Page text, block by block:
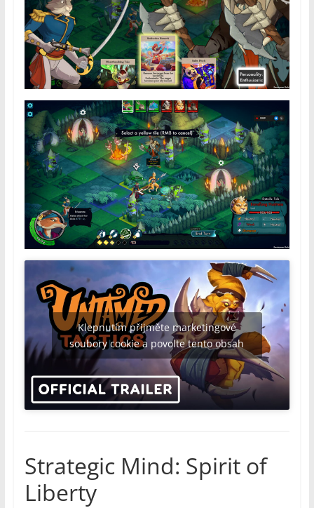
Klepnutím přijměte marketingové
soubory cookie a povolte tento obsah
Strategic Mind: Spirit of
Liberty